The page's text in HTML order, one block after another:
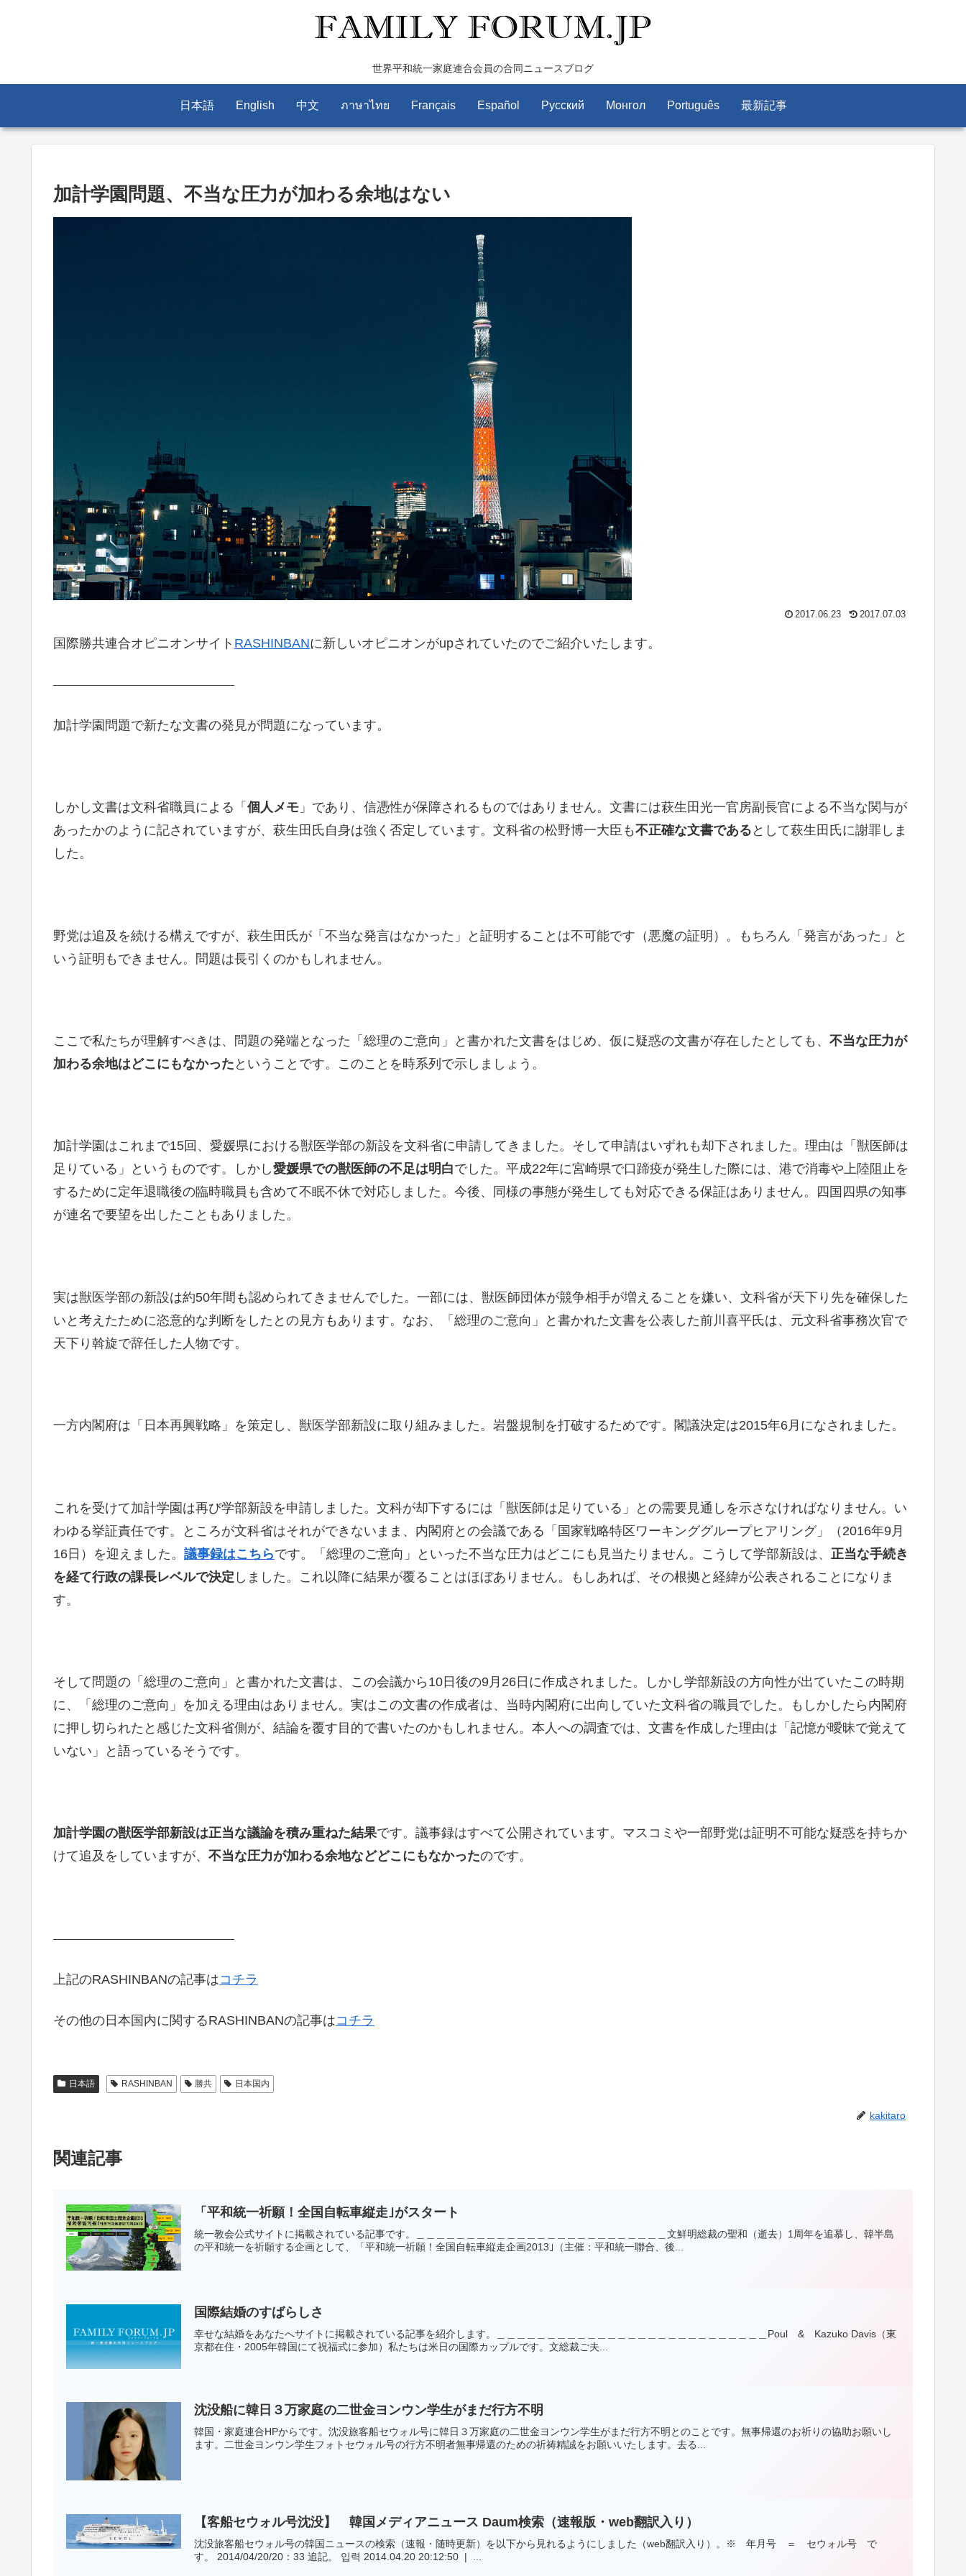
世界平和統一家庭連合会員の合同ニュースブログ
日本語 English 中文 ภาษาไทย Français Español Pусский Монгол Português 最新記事
加計学園問題、不当な圧力が加わる余地はない
2017.06.23 2017.07.03
国際勝共連合オピニオンサイト RASHINBANに新しいオピニオンがupされていたのでご紹介いたします。
加計学園問題で新たな文書の発見が問題になっています。
しかし文書は文科省職員による「 個人メモ 」であり、信憑性が保障されるものではありません。文書には萩生田光一官房副長官による不当な関与が
あったかのように記されていますが、萩生田氏自身は強く否定しています。文科省の松野博一大臣も不正確な文書である として萩生田氏に謝罪しま
した。
野党は追及を続ける構えですが、萩生田氏が「不当な発言はなかった」と証明することは不可能です（悪魔の証明）。もちろん「発言があった」と
いう証明もできません。問題は長引くのかもしれません。
ここで私たちが理解すべきは、問題の発端となった「総理のご意向」と書かれた文書をはじめ、仮に疑惑の文書が存在したとしても、 不当な圧力が
加わる余地はどこにもなかった ということです。このことを時系列で示しましょう。
加計学園はこれまで15回、愛媛県における獣医学部の新設を文科省に申請してきました。そして申請はいずれも却下されました。理由は「獣医師は
足りている」というものです。しかし愛媛県での獣医師の不足は明白でした。平成22年に宮崎県で口蹄疫が発生した際には、港で消毒や上陸阻止を
するために定年退職後の臨時職員も含めて不眠不休で対応しました。今後、同様の事態が発生しても対応できる保証はありません。四国四県の知事
が連名で要望を出したこともありました。
実は獣医学部の新設は約50年間も認められてきませんでした。一部には、獣医師団体が競争相手が増えることを嫌い、文科省が天下り先を確保した
いと考えたために恣意的な判断をしたとの見方もあります。なお、「総理のご意向」と書かれた文書を公表した前川喜平氏は、元文科省事務次官で
天下り斡旋で辞任した人物です。
一方内閣府は「日本再興戦略」を策定し、獣医学部新設に取り組みました。岩盤規制を打破するためです。閣議決定は2015年6月になされました。
これを受けて加計学園は再び学部新設を申請しました。文科が却下するには「獣医師は足りている」との需要見通しを示さなければなりません。い
わゆる挙証責任です。ところが文科省はそれができないまま、内閣府との会議である「国家戦略特区ワーキンググループヒアリング」（2016年9月
16日）を迎えました。 議事録はこちらです。「総理のご意向」といった不当な圧力はどこにも見当たりません。こうして学部新設は、 正当な手続き
を経て行政の課長レベルで決定 しました。これ以降に結果が覆ることはほぼありません。もしあれば、その根拠と経緯が公表されることになりま
す。
そして問題の「総理のご意向」と書かれた文書は、この会議から10日後の9月26日に作成されました。しかし学部新設の方向性が出ていたこの時期
に、「総理のご意向」を加える理由はありません。実はこの文書の作成者は、当時内閣府に出向していた文科省の職員でした。もしかしたら内閣府
に押し切られたと感じた文科省側が、結論を覆す目的で書いたのかもしれません。本人への調査では、文書を作成した理由は「記憶が曖昧で覚えて
いない」と語っているそうです。
加計学園の獣医学部新設は正当な議論を積み重ねた結果です。議事録はすべて公開されています。マスコミや一部野党は証明不可能な疑惑を持ちか
けて追及をしていますが、 不当な圧力が加わる余地などどこにもなかったのです。
上記のRASHINBANの記事はコチラ
その他の日本国内に関するRASHINBANの記事はコチラ
日本語 RASHINBAN 勝共 日本国内
kakitaro
関連記事
「平和統一祈願！全国自転車縦走｣がスタート
統一教会公式サイトに掲載されている記事です。＿＿＿＿＿＿＿＿＿＿＿＿＿＿＿＿＿＿＿＿＿＿＿＿＿文鮮明総裁の聖和（逝去）1周年を追慕し、韓半島
の平和統一を祈願する企画として、「平和統一祈願！全国自転車縦走企画2013｣（主催：平和統一聯合、後...
国際結婚のすばらしさ
幸せな結婚をあなたへサイトに掲載されている記事を紹介します。＿＿＿＿＿＿＿＿＿＿＿＿＿＿＿＿＿＿＿＿＿＿＿＿＿＿＿Poul & Kazuko Davis（東
京都在住・2005年韓国にて祝福式に参加）私たちは米日の国際カップルです。文総裁ご夫...
沈没船に韓日３万家庭の二世金ヨンウン学生がまだ行方不明
韓国・家庭連合HPからです。沈没旅客船セウォル号に韓日３万家庭の二世金ヨンウン学生がまだ行方不明とのことです。無事帰還のお祈りの協助お願いし
ます。二世金ヨンウン学生フォトセウォル号の行方不明者無事帰還のための祈祷精誠をお願いいたします。去る...
【客船セウォル号沈没】 韓国メディアニュース Daum検索（速報版・web翻訳入り）
沈没旅客船セウォル号の韓国ニュースの検索（速報・随時更新）を以下から見れるようにしました（web翻訳入り）。※ 年月号 ＝ セウォル号 で
す。 2014/04/20/20：33 追記。 입력 2014.04.20 20:12:50 | ...